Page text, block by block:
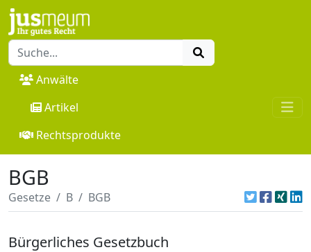
Anwälte
Artikel
Rechtsprodukte
BGB
Gesetze B BGB
Bürgerliches Gesetzbuch